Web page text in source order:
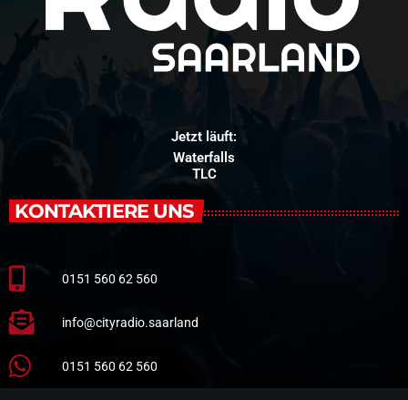
Jetzt läuft:
Waterfalls
TLC
KONTAKTIERE UNS
0151 560 62 560
info@cityradio.saarland
0151 560 62 560